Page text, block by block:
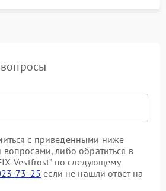
с приведенными ниже
либо обратиться в
Vestfrost” по следующему
73-25 если не нашли ответ на